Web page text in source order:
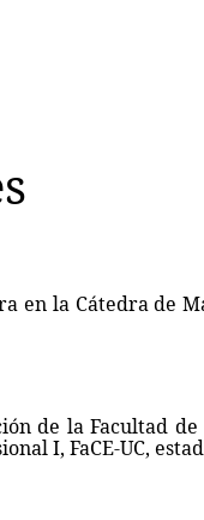
en la Cátedra de
de la Facultad
I, FaCE-UC,